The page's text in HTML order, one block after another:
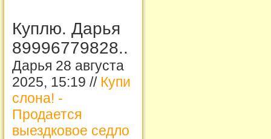
Куплю. Дарья
89996779828..
Дарья 28 августа
2025, 15:19 // Купи
слона! -
Продается
выездковое седло